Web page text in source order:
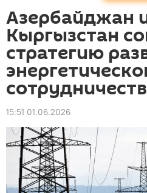
Азербайджан
Кыргызстан
стратегию
15:51 01.06.2026